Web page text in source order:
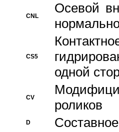
CNL
Осевой
CS5
одной
CV
роликов
D